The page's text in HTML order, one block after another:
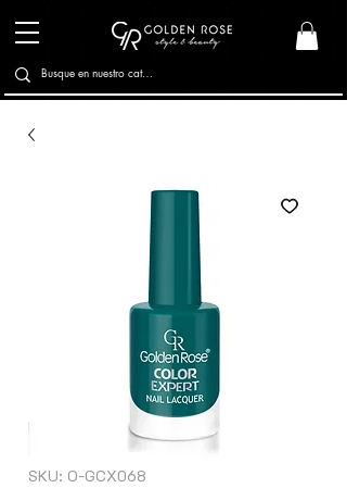
SKU: O-GCX068